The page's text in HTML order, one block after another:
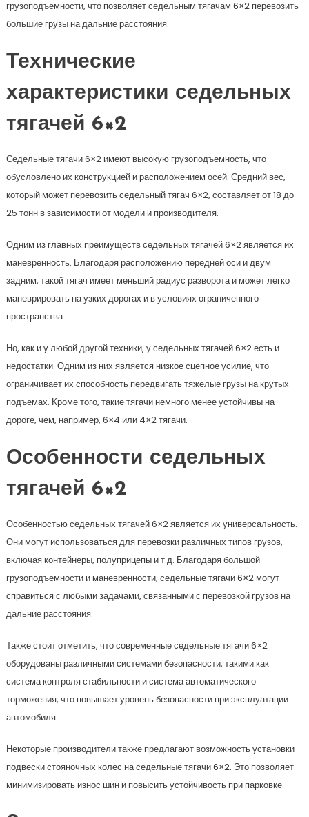
грузоподъемности, что позволяет седельным тягачам 6×2 перевозить
большие грузы на дальние расстояния.
Технические
характеристики седельных
тягачей 6×2
Седельные тягачи 6×2 имеют высокую грузоподъемность, что
обусловлено их конструкцией и расположением осей. Средний вес,
который может перевозить седельный тягач 6×2, составляет от 18 до
25 тонн в зависимости от модели и производителя.
Одним из главных преимуществ седельных тягачей 6×2 является их
маневренность. Благодаря расположению передней оси и двум
задним, такой тягач имеет меньший радиус разворота и может легко
маневрировать на узких дорогах и в условиях ограниченного
пространства.
Но, как и у любой другой техники, у седельных тягачей 6×2 есть и
недостатки. Одним из них является низкое сцепное усилие, что
ограничивает их способность передвигать тяжелые грузы на крутых
подъемах. Кроме того, такие тягачи немного менее устойчивы на
дороге, чем, например, 6×4 или 4×2 тягачи.
Особенности седельных
тягачей 6×2
Особенностью седельных тягачей 6×2 является их универсальность.
Они могут использоваться для перевозки различных типов грузов,
включая контейнеры, полуприцепы и т.д. Благодаря большой
грузоподъемности и маневренности, седельные тягачи 6×2 могут
справиться с любыми задачами, связанными с перевозкой грузов на
дальние расстояния.
Также стоит отметить, что современные седельные тягачи 6×2
оборудованы различными системами безопасности, такими как
система контроля стабильности и система автоматического
торможения, что повышает уровень безопасности при эксплуатации
автомобиля.
Некоторые производители также предлагают возможность установки
подвески стояночных колес на седельные тягачи 6×2. Это позволяет
минимизировать износ шин и повысить устойчивость при парковке.